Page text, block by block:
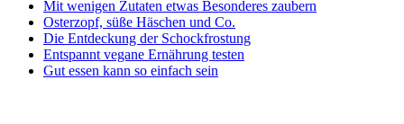
Mit wenigen Zutaten etwas Besonderes zaubern
Osterzopf, süße Häschen und Co.
Die Entdeckung der Schockfrostung
Entspannt vegane Ernährung testen
Gut essen kann so einfach sein